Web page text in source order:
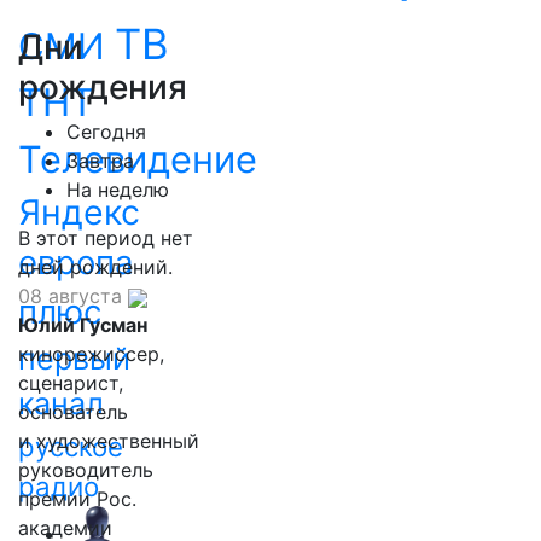
СМИ ТВ
ТНТ
Телевидение
Яндекс
европа
плюс
первый
канал
русское
радио
Дни
рождения
Сегодня
Завтра
На неделю
В этот период нет
дней рождений.
08 августа
Юлий Гусман
кинорежиссер,
сценарист,
основатель
и художественный
руководитель
премии Рос.
академии